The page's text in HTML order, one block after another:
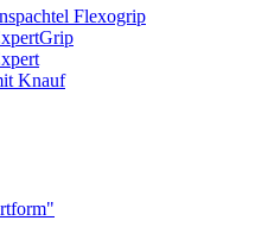
Flexogrip
Knauf